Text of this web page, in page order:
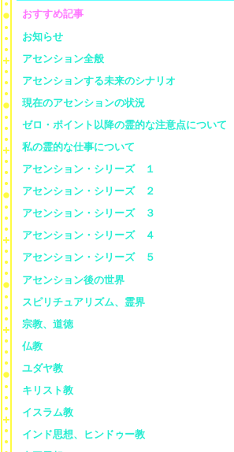
おすすめ記事
お知らせ
アセンション全般
アセンションする未来のシナリオ
現在のアセンションの状況
ゼロ・ポイント以降の霊的な注意点について
私の霊的な仕事について
アセンション・シリーズ １
アセンション・シリーズ ２
アセンション・シリーズ ３
アセンション・シリーズ ４
アセンション・シリーズ ５
アセンション後の世界
スピリチュアリズム、霊界
宗教、道徳
仏教
ユダヤ教
キリスト教
イスラム教
インド思想、ヒンドゥー教